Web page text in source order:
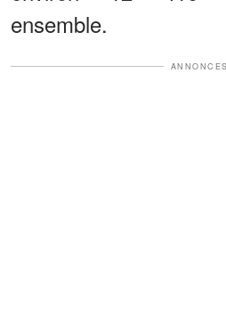
ensemble.
ANNONCES